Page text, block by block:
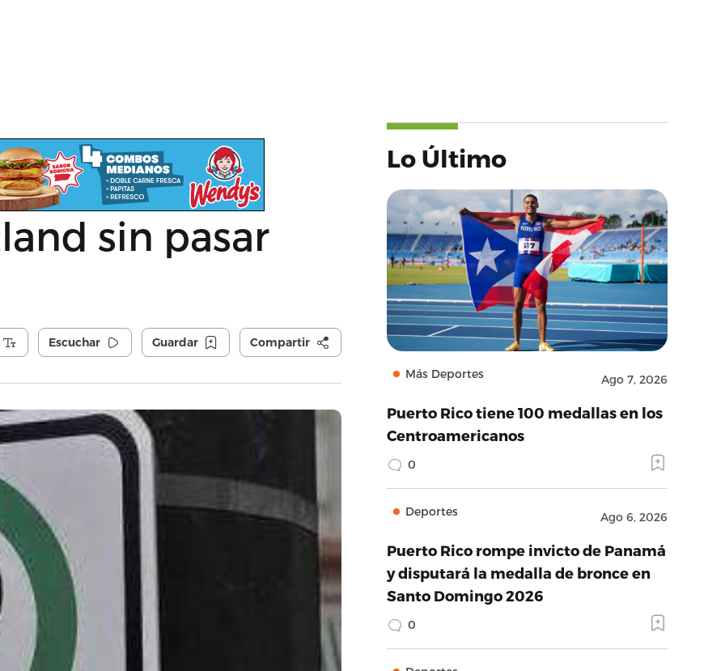
sin pasar
Escuchar Guardar Compartir
Lo Último
Más Deportes Ago 7, 2026
Puerto Rico tiene 100 medallas en los
Centroamericanos
0
Deportes Ago 6, 2026
Puerto Rico rompe invicto de Panamá
y disputará la medalla de bronce en
Santo Domingo 2026
0